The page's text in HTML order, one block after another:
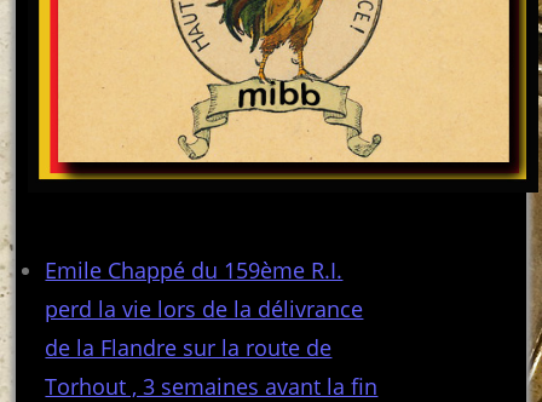
Emile Chappé du 159ème R.I.
perd la vie lors de la délivrance
de la Flandre sur la route de
Torhout , 3 semaines avant la fin